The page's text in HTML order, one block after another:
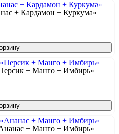
+ Кардамон + Куркума»
+ Манго + Имбирь»
+ Манго + Имбирь»